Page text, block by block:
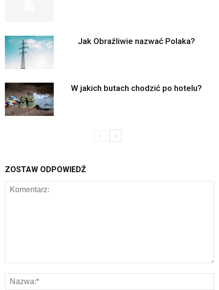
Jak Obraźliwie nazwać Polaka?
W jakich butach chodzić po hotelu?
ZOSTAW ODPOWIEDŹ